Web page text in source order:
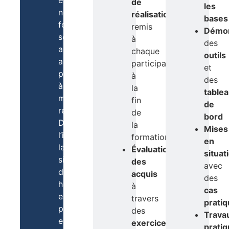
nos
formations
sont
accessibles
aux
personnes
à
mobilité
réduite.
Dès
l’inscription,
la
situation
de
handicap
est
prise
en
réalisation
remis
à
chaque
participant
à
la
fin
de
la
formation
Évaluation
des
acquis
à
travers
des
exercices
les
bases
des
outils
et
des
de
bord
Mises
en
avec
des
cas